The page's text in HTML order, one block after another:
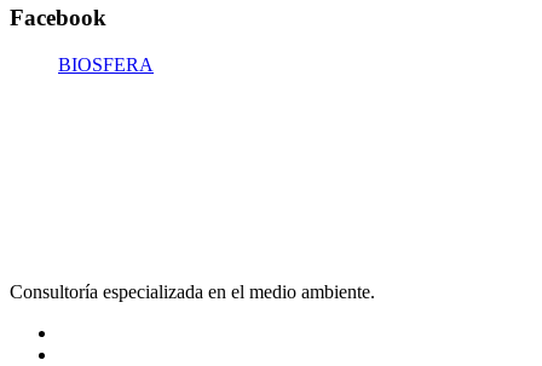
Facebook
BIOSFERA
Consultoría especializada en el medio ambiente.